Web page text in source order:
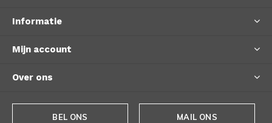
Informatie
Mijn account
Over ons
BEL ONS MAIL ONS